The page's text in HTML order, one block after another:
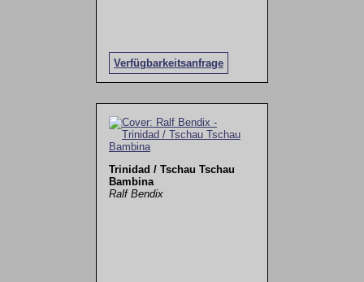
Verfügbarkeitsanfrage
Trinidad / Tschau Tschau
Bambina
Ralf Bendix